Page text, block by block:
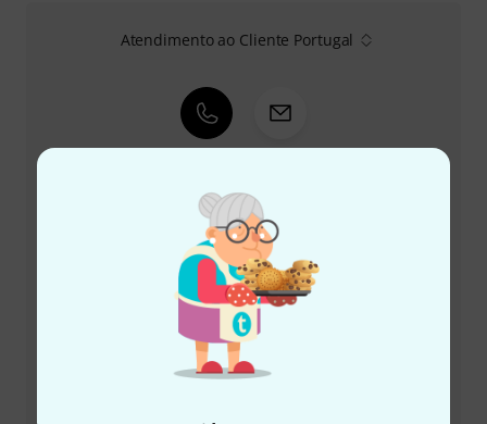
Atendimento ao Cliente Portugal
A nossa equipa de apoio ao cliente está aqui para o
ajudar com quaisquer questões ou problemas
Ter número de cliente à mão
Horários comerciais (CEST - Horário de